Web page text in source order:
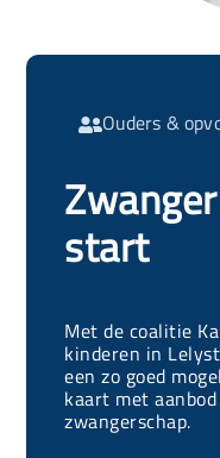
Ouders &
start
Met de coalitie
kinderen in
een zo goed
kaart met
zwangerschap.